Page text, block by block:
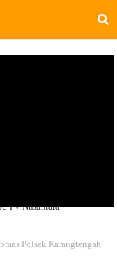
TV Nusantara
Polsek Karangtengah